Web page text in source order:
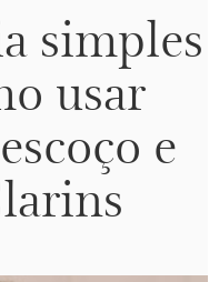
simples
usar
e